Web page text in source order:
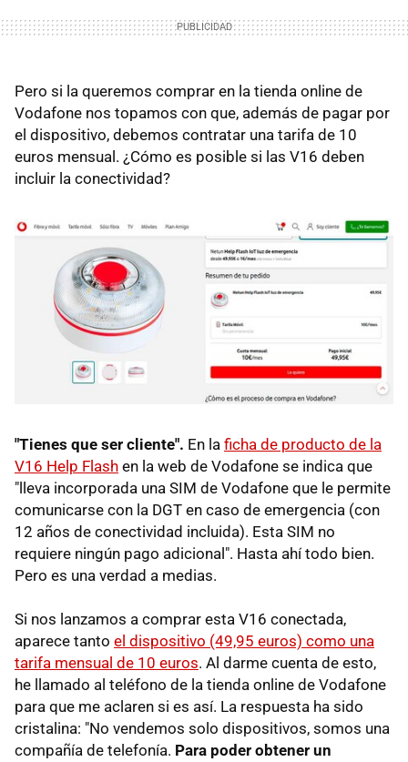
Pero si la queremos comprar en la tienda online de
Vodafone nos topamos con que, además de pagar por
el dispositivo, debemos contratar una tarifa de 10
euros mensual. ¿Cómo es posible si las V16 deben
incluir la conectividad?
"Tienes que ser cliente". En la ficha de producto de la
V16 Help Flash en la web de Vodafone se indica que
"lleva incorporada una SIM de Vodafone que le permite
comunicarse con la DGT en caso de emergencia (con
12 años de conectividad incluida). Esta SIM no
requiere ningún pago adicional". Hasta ahí todo bien.
Pero es una verdad a medias.
Si nos lanzamos a comprar esta V16 conectada,
aparece tanto el dispositivo (49,95 euros) como una
tarifa mensual de 10 euros. Al darme cuenta de esto,
he llamado al teléfono de la tienda online de Vodafone
para que me aclaren si es así. La respuesta ha sido
cristalina: "No vendemos solo dispositivos, somos una
compañía de telefonía. Para poder obtener un